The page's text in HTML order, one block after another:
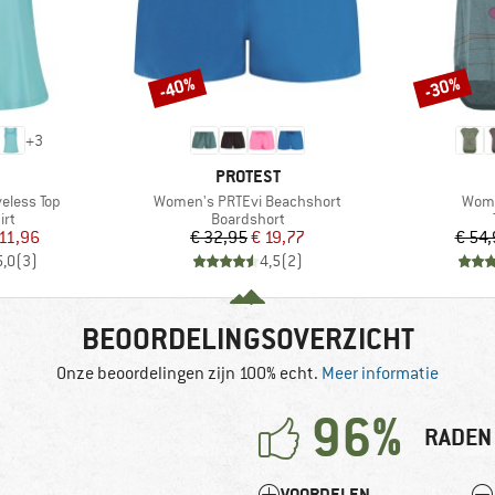
+3
Top
prijs
(3)
MERK
PROTEST
Artikel
Women's PRTEvi Beachshort
Productgroep
Boardshort
Prijs
€ 32,95Verlaagde prijs
€ 19,77
4,5(2)
Korting
-40%
€
Korting
-30%
BEOORDELINGSOVERZICHT
Onze beoordelingen zijn 100% echt. Meer informatie
96%